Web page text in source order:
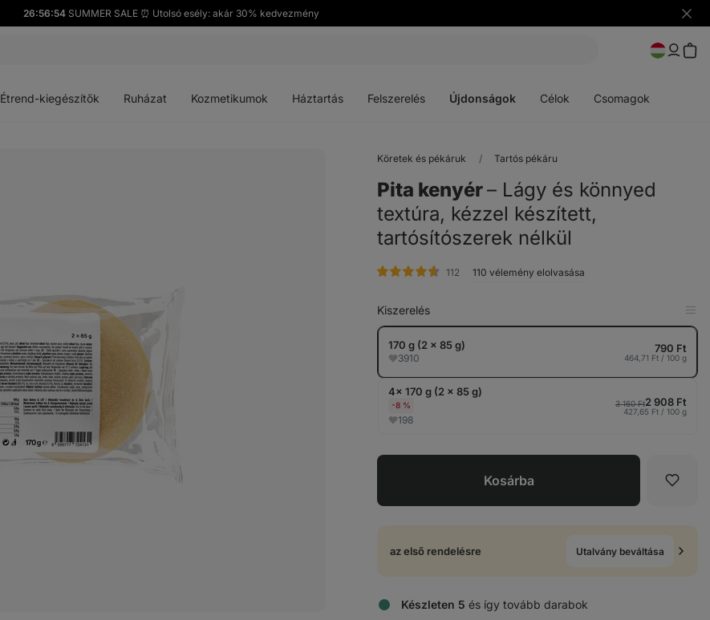
26:56:52SUMMER SALE ⏰ Utolsó esély: akár 30% kedvezmény
Étrend-kiegészítők Ruházat Kozmetikumok Háztartás Felszerelés Újdonságok Célok Csomagok
Köretek és pékáruk Tartós pékáru
Pita kenyér⁠–⁠ Lágy és könnyed
textúra, kézzel készített,
tartósítószerek nélkül
112 értékelés
110 vélemény elolvasása
Kiszerelés
a
170 g (2 x 85 g)
3910
790 Ft
464,71 Ft / 100 g
4× 170 g (2 x 85 g)
-8 %
198
3 160 Ft2 908 Ft
427,65 Ft / 100 g
Kosárba
az első rendelésre Utalvány beváltása
Készleten 5 és így tovább darabok